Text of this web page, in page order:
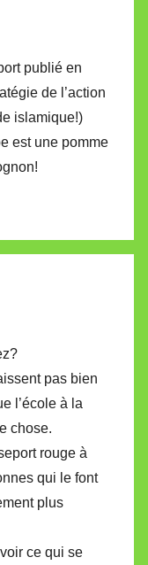
publié en
de l’action
islamique!)
est une pomme
pas bien
l’école à la
chose.
rouge à
qui le font
plus
ce qui se